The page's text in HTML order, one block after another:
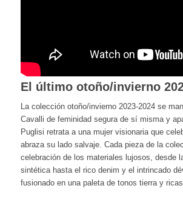
El último otoño/invierno
La colección otoño/invierno 2023-2024 se
Cavalli de feminidad segura de sí misma y
Puglisi retrata a una mujer visionaria que
abraza su lado salvaje. Cada pieza de la
celebración de los materiales lujosos, desde
sintética hasta el rico denim y el intrincado
fusionado en una paleta de tonos tierra y